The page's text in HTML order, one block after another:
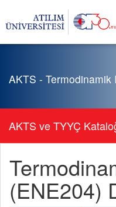
AKTS - Termodinamik
AKTS ve TYYÇ
(ENE204)